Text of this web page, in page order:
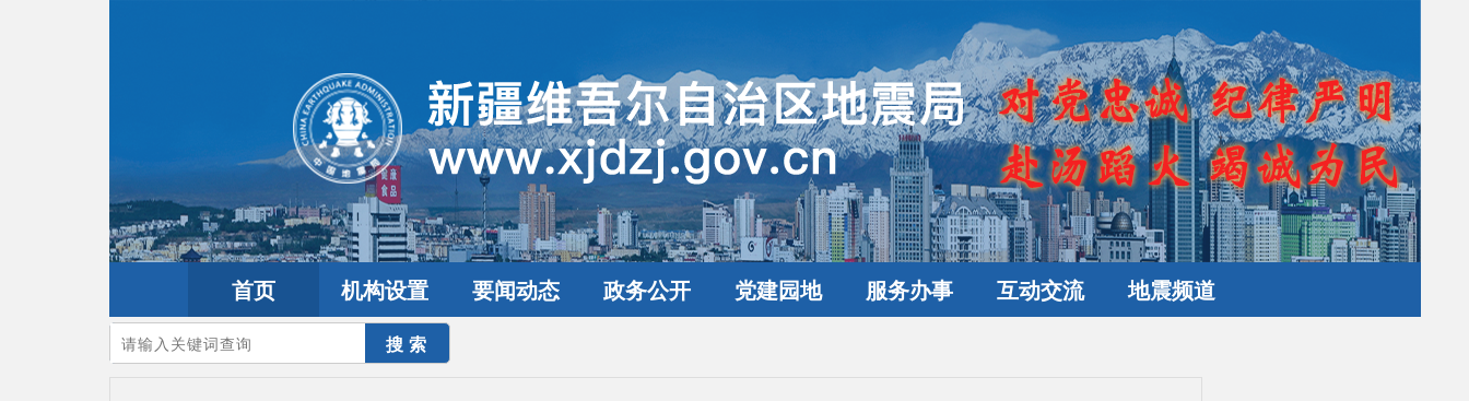
首页 机构设置 要闻动态 政务公开 党建园地 服务办事 互动交流 地震频道
您的当前位置：首页>互动交流